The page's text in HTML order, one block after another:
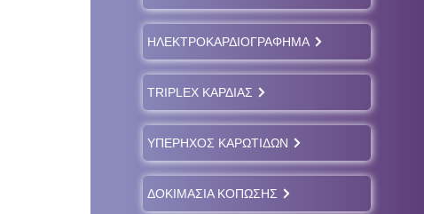
ΗΛΕΚΤΡΟΚΑΡΔΙΟΓΡΑΦΗΜΑ
TRIPLEX ΚΑΡΔΙΑΣ
ΥΠΕΡΗΧΟΣ ΚΑΡΩΤΙΔΩΝ
ΔΟΚΙΜΑΣΙΑ ΚΟΠΩΣΗΣ